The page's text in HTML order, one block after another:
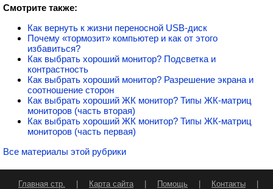
Смотрите также:
Как вернуть к жизни переносной USB-диск
Почему «тормозит» компьютер и как от этого
избавиться?
Как выбрать хороший монитор? Подсветка и
контрастность
Как выбрать хороший монитор? Разрешение экрана и
соотношение сторон
Как выбрать хороший ЖК монитор? Типы ЖК-матриц
мониторов (часть вторая)
Как выбрать хороший ЖК монитор? Типы ЖК-матриц
мониторов (часть первая)
Все материалы этой рубрики
Главная стр. Карта сайта Помощь Контакты